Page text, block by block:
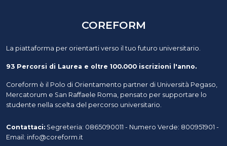
COREFORM
La piattaforma per orientarti verso il tuo futuro universitario.
93 Percorsi di Laurea e oltre 100.000 iscrizioni l'anno.
Coreform è il Polo di Orientamento partner di Università Pegaso,
Mercatorum e San Raffaele Roma, pensato per supportare lo
studente nella scelta del percorso universitario.
Contattaci: Segreteria: 0865090011 - Numero Verde: 800951901 -
Email: info@coreform.it